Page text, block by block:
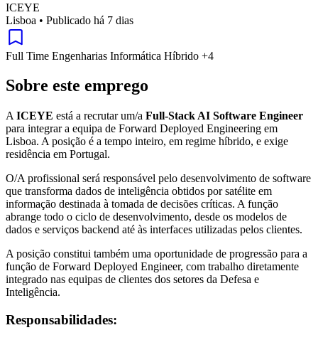
ICEYE
Lisboa • Publicado há 7 dias
Full Time Engenharias Informática Híbrido +4
Sobre este emprego
A ICEYE está a recrutar um/a Full-Stack AI Software Engineer
para integrar a equipa de Forward Deployed Engineering em
Lisboa. A posição é a tempo inteiro, em regime híbrido, e exige
residência em Portugal.
O/A profissional será responsável pelo desenvolvimento de software
que transforma dados de inteligência obtidos por satélite em
informação destinada à tomada de decisões críticas. A função
abrange todo o ciclo de desenvolvimento, desde os modelos de
dados e serviços backend até às interfaces utilizadas pelos clientes.
A posição constitui também uma oportunidade de progressão para a
função de Forward Deployed Engineer, com trabalho diretamente
integrado nas equipas de clientes dos setores da Defesa e
Inteligência.
Responsabilidades: